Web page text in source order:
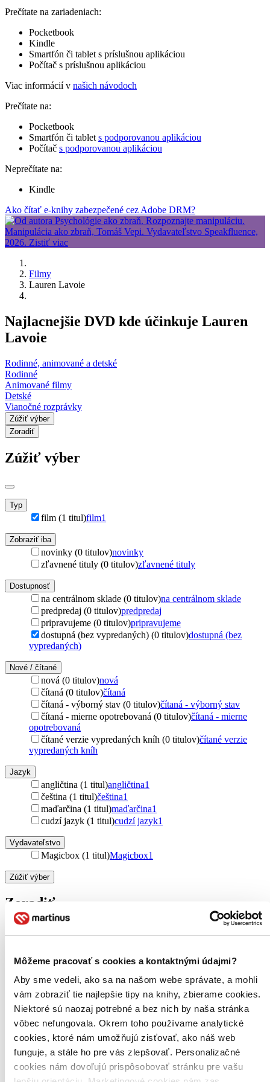
Môžeme pracovať s cookies a kontaktnými údajmi?
Aby sme vedeli, ako sa na našom webe správate, a mohli
vám zobraziť tie najlepšie tipy na knihy, zbierame cookies.
Niektoré sú naozaj potrebné a bez nich by naša stránka
vôbec nefungovala. Okrem toho používame analytické
cookies, ktoré nám umožňujú zisťovať, ako náš web
funguje, a stále ho pre vás zlepšovať. Personalizačné
cookies nám dovoľujú prispôsobovať stránku pre vašu
Prečítate na zariadeniach:
Pocketbook
Kindle
Smartfón či tablet s príslušnou aplikáciou
Počítač s príslušnou aplikáciou
Viac informácií v našich návodoch
Prečítate na:
Pocketbook
Smartfón či tablet s podporovanou aplikáciou
Počítač s podporovanou aplikáciou
Neprečítate na:
Kindle
Ako čítať e-knihy zabezpečené cez Adobe DRM?
Filmy
Lauren Lavoie
Najlacnejšie DVD kde účinkuje Lauren
Lavoie
Rodinné, animované a detské
Rodinné
Animované filmy
Detské
Vianočné rozprávky
Zúžiť výber
Zoradiť
Zúžiť výber
Typ
film (1 titul)film1
Zobraziť iba
novinky (0 titulov)novinky
zľavnené tituly (0 titulov)zľavnené tituly
Dostupnosť
na centrálnom sklade (0 titulov)na centrálnom sklade
predpredaj (0 titulov)predpredaj
pripravujeme (0 titulov)pripravujeme
dostupná (bez vypredaných) (0 titulov)dostupná (bez
vypredaných)
Nové / čítané
nová (0 titulov)nová
čítaná (0 titulov)čítaná
čítaná - výborný stav (0 titulov)čítaná - výborný stav
čítaná - mierne opotrebovaná (0 titulov)čítaná - mierne
opotrebovaná
čítané verzie vypredaných kníh (0 titulov)čítané verzie
vypredaných kníh
Jazyk
angličtina (1 titul)angličtina1
čeština (1 titul)čeština1
maďarčina (1 titul)maďarčina1
cudzí jazyk (1 titul)cudzí jazyk1
Vydavateľstvo
Magicbox (1 titul)Magicbox1
Zúžiť výber
Zoradiť
Bestsellery
Novinky
Najdrahšie
Najlacnejšie
Najvyššia zľava
Použité filtre
Zrušiť filtre
DVDdostupné